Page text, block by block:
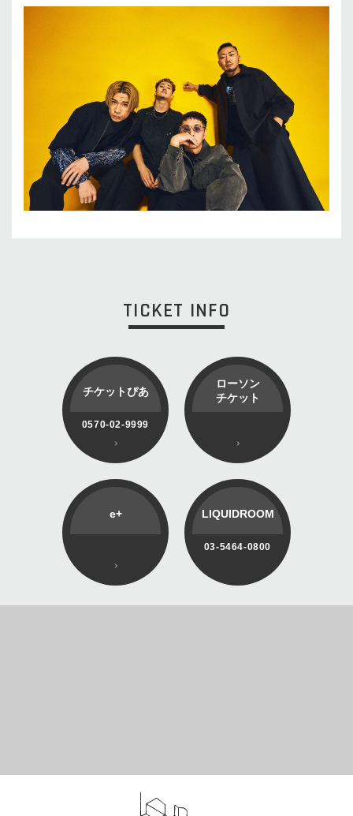
TICKET INFO
チケットぴあ
0570-02-9999
ローソン
チケット
e+ LIQUIDROOM
03-5464-0800